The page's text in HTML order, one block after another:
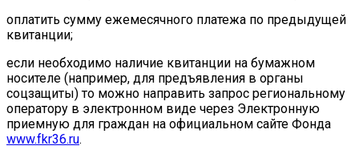
оплатить сумму ежемесячного платежа по предыдущей
квитанции;
если необходимо наличие квитанции на бумажном
носителе (например, для предъявления в органы
соцзащиты) то можно направить запрос региональному
оператору в электронном виде через Электронную
приемную для граждан на официальном сайте Фонда
www.fkr36.ru.